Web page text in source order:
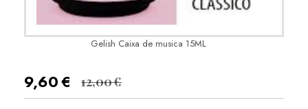
Gelish Caixa de musica 15ML
9,60€ 12,00€